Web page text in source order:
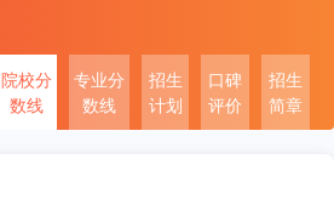
院校分
数线
专业分
数线
招生
计划
口碑
评价
招生
简章